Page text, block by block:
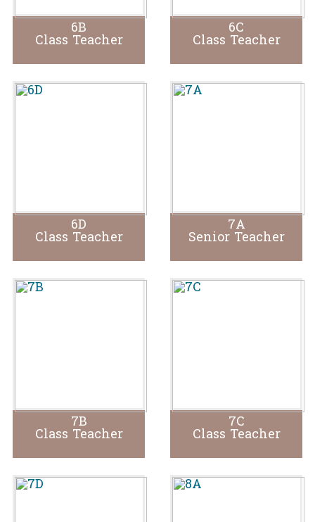
6B
Class Teacher
6C
Class Teacher
6D
Class Teacher
7A
Senior Teacher
7B
Class Teacher
7C
Class Teacher